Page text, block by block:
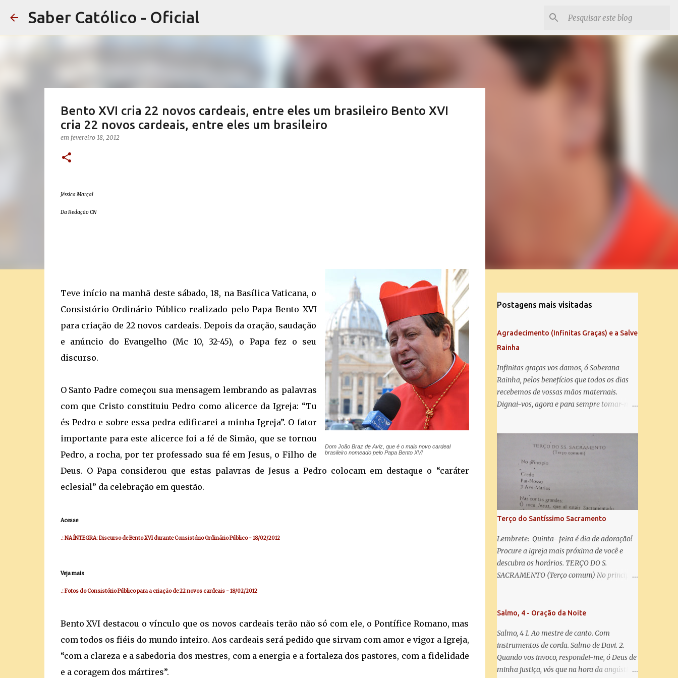
Saber Católico - Oficial
Bento XVI cria 22 novos cardeais, entre eles um brasileiro Bento XVI
cria 22 novos cardeais, entre eles um brasileiro
em fevereiro 18, 2012
Jéssica Marçal
Da Redação CN
Dom João Braz de Aviz, que é o mais novo cardeal
brasileiro nomeado pelo Papa Bento XVI
Teve início na manhã deste sábado, 18, na Basílica Vaticana, o
Consistório Ordinário Público realizado pelo Papa Bento XVI
para criação de 22 novos cardeais. Depois da oração, saudação
e anúncio do Evangelho (Mc 10, 32-45), o Papa fez o seu
discurso.
O Santo Padre começou sua mensagem lembrando as palavras
com que Cristo constituiu Pedro como alicerce da Igreja: “Tu
és Pedro e sobre essa pedra edificarei a minha Igreja”. O fator
importante para este alicerce foi a fé de Simão, que se tornou
Pedro, a rocha, por ter professado sua fé em Jesus, o Filho de
Deus. O Papa considerou que estas palavras de Jesus a Pedro colocam em destaque o “caráter
eclesial” da celebração em questão.
Acesse
.: NA ÍNTEGRA: Discurso de Bento XVI durante Consistório Ordinário Público - 18/02/2012
Veja mais
.: Fotos do Consistório Público para a criação de 22 novos cardeais - 18/02/2012
Bento XVI destacou o vínculo que os novos cardeais terão não só com ele, o Pontífice Romano, mas
com todos os fiéis do mundo inteiro. Aos cardeais será pedido que sirvam com amor e vigor a Igreja,
“com a clareza e a sabedoria dos mestres, com a energia e a fortaleza dos pastores, com a fidelidade
e a coragem dos mártires”.
Postagens mais visitadas
Agradecimento (Infinitas Graças) e a Salve
Rainha
Infinitas graças vos damos, ó Soberana
Rainha, pelos benefícios que todos os dias
recebemos de vossas mãos maternais.
Dignai-vos, agora e para sempre tomar-nos
Salve Rainha: Salve Rainha , Mãe de
misericórdia, vida, doçura, esperança nossa,
salve! A vós bradamos os degredados filhos
de Eva, a vós suspiramos, gemendo e
chorando neste vale de lágrimas. Eia, pois,
Advogada nossa, estes vossos olhos
misericordiosos a nós volvei, e depois deste
desterro, mostrai-nos Jesus. Bendito é o
fruto do vosso ventre, ó clemente, ó piedosa,
ó doce e sempre Virgem Maria. Rogai por
nós Santa Mãe de Deus. Para que sejamos
dignos das promessas de Cristo. Amém.
Terço do Santíssimo Sacramento
Lembrete: Quinta- feira é dia de adoração!
Procure a igreja mais próxima de você e
descubra os horários. TERÇO DO S.
SACRAMENTO (Terço comum) No principio:
Sacramentado, não permitais que eu viva
coração ao Vosso e o Vosso ao meu, e, nem
sem Vós morra eu! Nas contas pequenas:
Sacramento de Amor! Misericórdia Senhor!
Glória ao Pai: Cristo pão da vida e remédio
Salmo, 4 - Oração da Noite
Salmo, 4 1. Ao mestre de canto. Com
instrumentos de corda. Salmo de Davi. 2.
Quando vos invoco, respondei-me, ó Deus de
minha justiça, vós que na hora da angústia